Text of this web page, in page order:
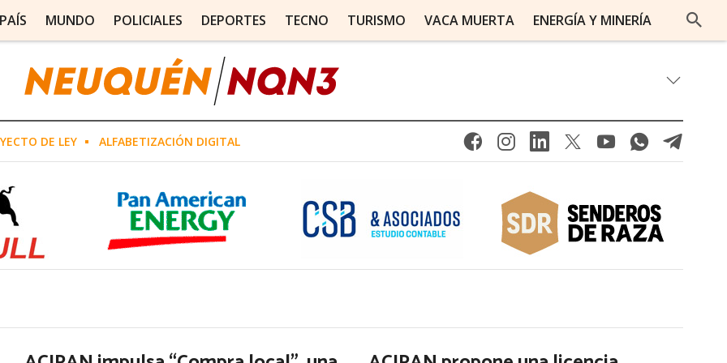
PAÍS MUNDO POLICIALES DEPORTES TECNO TURISMO VACA MUERTA ENERGÍA Y MINERÍA
DE LEY ALFABETIZACIÓN DIGITAL